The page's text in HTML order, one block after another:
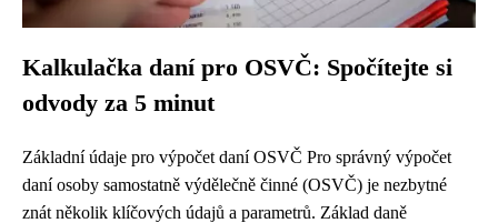
Kalkulačka daní pro OSVČ: Spočítejte si
odvody za 5 minut
Základní údaje pro výpočet daní OSVČ Pro správný výpočet
daní osoby samostatně výdělečně činné (OSVČ) je nezbytné
znát několik klíčových údajů a parametrů. Základ daně